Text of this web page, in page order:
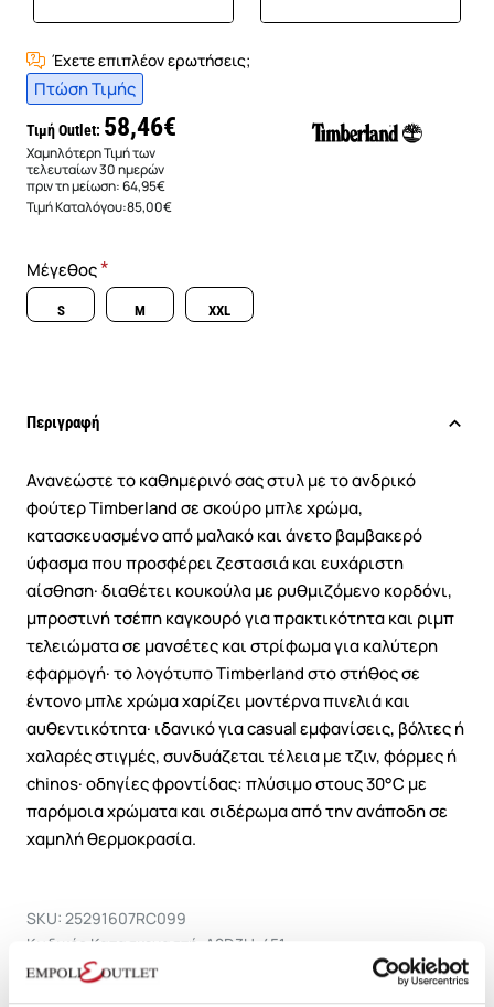
Έχετε επιπλέον ερωτήσεις;
Πτώση Τιμής
Τιμή Outlet: 58,46€
Χαμηλότερη Τιμή των
τελευταίων 30 ημερών
πριν τη μείωση:64,95€
Τιμή Καταλόγου:85,00€
Μέγεθος
S M XXL
Περιγραφή
Ανανεώστε το καθημερινό σας στυλ με το ανδρικό
φούτερ Timberland σε σκούρο μπλε χρώμα,
κατασκευασμένο από μαλακό και άνετο βαμβακερό
ύφασμα που προσφέρει ζεστασιά και ευχάριστη
αίσθηση· διαθέτει κουκούλα με ρυθμιζόμενο κορδόνι,
μπροστινή τσέπη καγκουρό για πρακτικότητα και ριμπ
τελειώματα σε μανσέτες και στρίφωμα για καλύτερη
εφαρμογή· το λογότυπο Timberland στο στήθος σε
έντονο μπλε χρώμα χαρίζει μοντέρνα πινελιά και
αυθεντικότητα· ιδανικό για casual εμφανίσεις, βόλτες ή
χαλαρές στιγμές, συνδυάζεται τέλεια με τζιν, φόρμες ή
chinos· οδηγίες φροντίδας: πλύσιμο στους 30°C με
παρόμοια χρώματα και σιδέρωμα από την ανάποδη σε
χαμηλή θερμοκρασία.
SKU: 25291607RC099
Κωδικός Κατασκευαστή: A2D3U-451